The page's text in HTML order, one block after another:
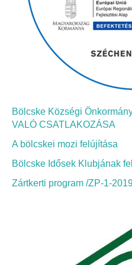
Bölcskei Néptánc
Bölcskei
Bölcskei Klímakör
HIVATAL
Szervezeti felépítés
Dokumentumok
Bölcske Községi
VALÓ CSATLAKOZÁSA
A bölcskei mozi felújítása
Bölcske Idősek Klubjának
Zártkerti program /ZP-1-